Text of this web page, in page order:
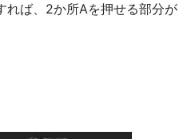
れば、2か所Aを押せる部分が